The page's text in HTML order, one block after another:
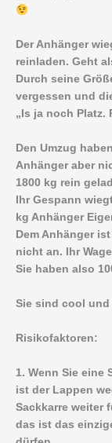
Der Anhänger
reinladen. Geht
Durch seine
vergessen und
„Is ja noch Platz.
Den Umzug
Anhänger aber
1800 kg rein
Ihr Gespann
kg Anhänger
Dem Anhänger
nicht an. Ihr
Sie haben also
Sie sind cool und
Risikofaktoren:
1. Wenn Sie eine
ist der Lappen
Sackkarre weiter
das ist das